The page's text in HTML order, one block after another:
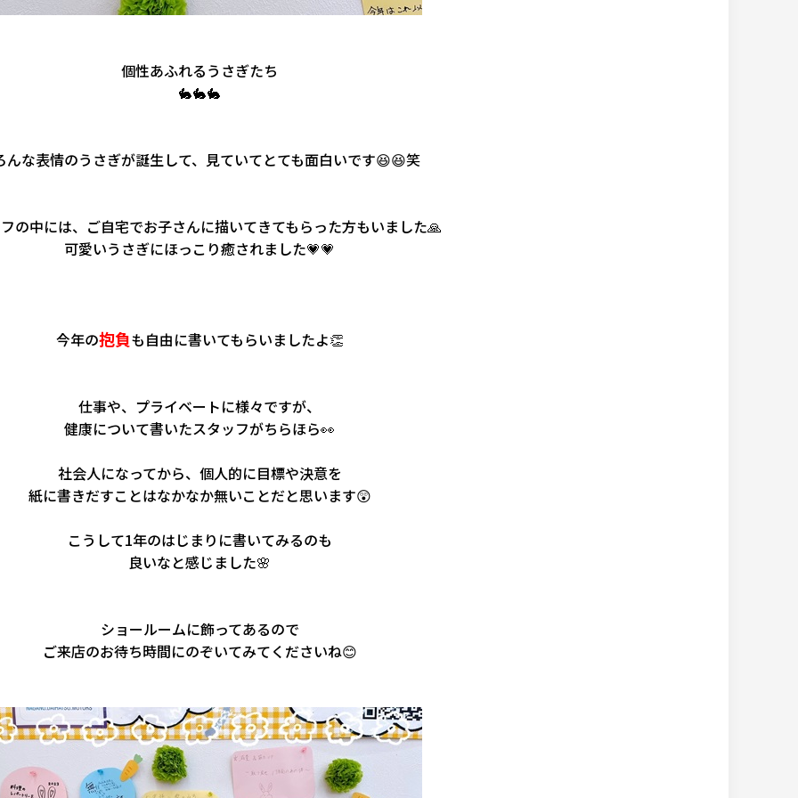
個性あふれるうさぎたち
🐇🐇🐇
んな表情のうさぎが誕生して、見ていてとても面白いです😆😆笑
の中には、ご自宅でお子さんに描いてきてもらった方もいました🙏
可愛いうさぎにほっこり癒されました💗💗
今年の抱負も自由に書いてもらいましたよ👏
仕事や、プライベートに様々ですが、
健康について書いたスタッフがちらほら👀
社会人になってから、個人的に目標や決意を
紙に書きだすことはなかなか無いことだと思います😲
こうして1年のはじまりに書いてみるのも
良いなと感じました🌸
ショールームに飾ってあるので
ご来店のお待ち時間にのぞいてみてくださいね😊